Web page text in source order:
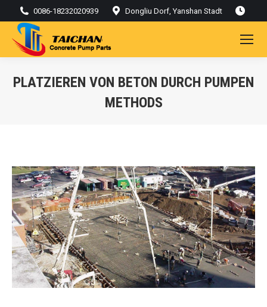
0086-18232020939 Dongliu Dorf, Yanshan Stadt
PLATZIEREN VON BETON DURCH PUMPEN
METHODS